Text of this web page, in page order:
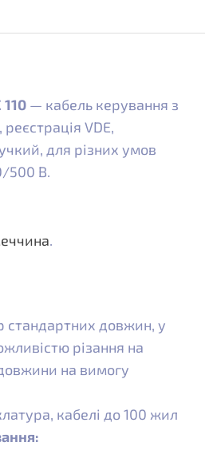
110 — кабель керування з
VDE,
для різних умов
500 В.
.
стандартних довжин, у
різання на
на вимогу
кабелі до 100 жил